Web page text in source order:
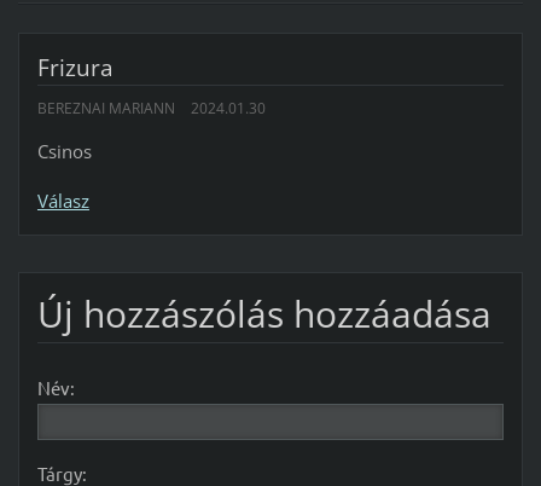
Frizura
BEREZNAI MARIANN 2024.01.30
Csinos
Válasz
Új hozzászólás hozzáadása
Név:
Tárgy: